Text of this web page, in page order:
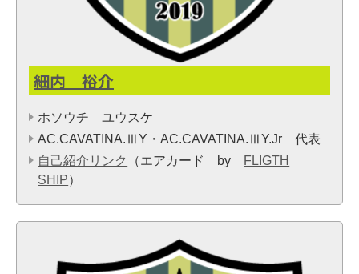
細内 裕介
ホソウチ ユウスケ
AC.CAVATINA.ⅢY・AC.CAVATINA.ⅢY.Jr 代表
自己紹介リンク
（エアカード by
FLIGTH
SHIP）